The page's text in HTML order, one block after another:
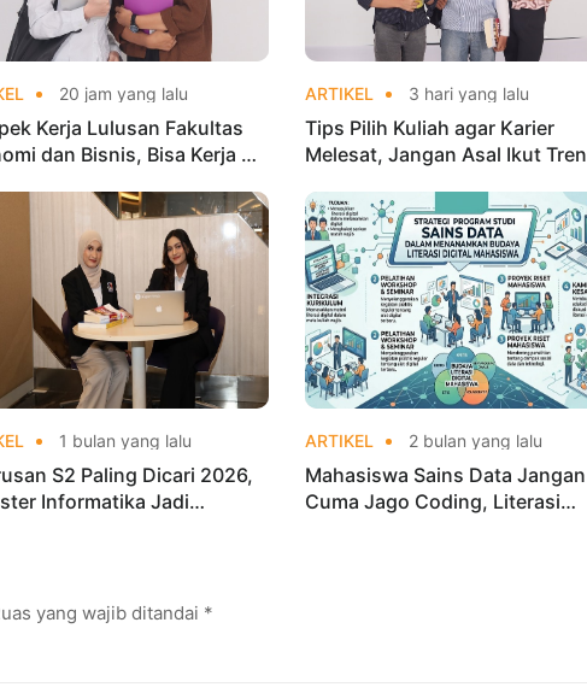
20 jam yang lalu
Kerja Lulusan Fakultas
dan Bisnis, Bisa Kerja di
ARTIKEL 3 hari yang lalu
Tips Pilih Kuliah agar Karier
Melesat, Jangan Asal Ikut
1 bulan yang lalu
S2 Paling Dicari 2026,
Informatika Jadi
ARTIKEL 2 bulan yang lalu
Mahasiswa Sains Data Jangan
Cuma Jago Coding, Literasi
yang wajib ditandai *